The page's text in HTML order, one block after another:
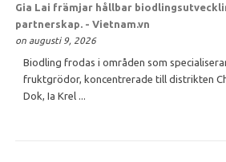
Gia Lai främjar hållbar
partnerskap. - Vietnam.vn
on augusti 9, 2026
Biodling frodas i områden som
fruktgrödor, koncentrerade till distrikten
Dok, Ia Krel ...